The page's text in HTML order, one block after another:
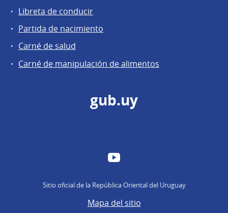
Libreta de conducir
Partida de nacimiento
Carné de salud
Carné de manipulación de alimentos
gub.uy
YouTube
Sitio oficial de la República Oriental del Uruguay
Mapa del sitio